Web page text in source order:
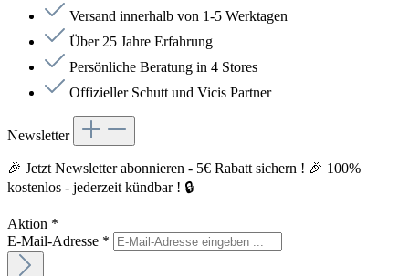
Versand innerhalb von 1-5 Werktagen
Über 25 Jahre Erfahrung
Persönliche Beratung in 4 Stores
Offizieller Schutt und Vicis Partner
Newsletter
🎉 Jetzt Newsletter abonnieren - 5€ Rabatt sichern ! 🎉 100%
kostenlos - jederzeit kündbar ! 🔒
Aktion *
E-Mail-Adresse *